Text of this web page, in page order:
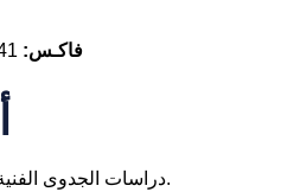
فاكـس:
دراسات الجدوى الفنية والإقتصادية والبيئية.